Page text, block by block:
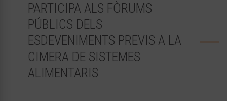
PARTICIPA ALS FÒRUMS
PÚBLICS DELS
ESDEVENIMENTS PREVIS A LA
CIMERA DE SISTEMES
ALIMENTARIS